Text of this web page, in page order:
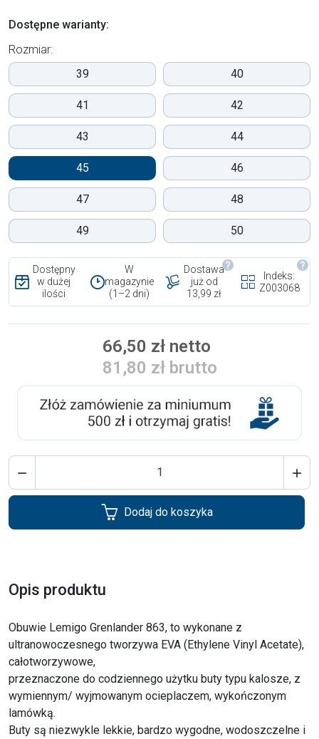
Dostępne warianty:
Rozmiar:
39
40
41 42
43 44
45 46
47 48
49 50
Dostępny
w dużej
ilości
W
magazynie
(1–2 dni)
Dostawa
już od
13,99 zł
Indeks:
Z003068
66,50 zł netto
81,80 zł brutto
 
Dodaj do koszyka
Opis produktu
Obuwie Lemigo Grenlander 863, to wykonane z
ultranowoczesnego tworzywa EVA (Ethylene Vinyl Acetate),
całotworzywowe,
przeznaczone do codziennego użytku buty typu kalosze, z
wymiennym/ wyjmowanym ocieplaczem, wykończonym
lamówką.
Buty są niezwykle lekkie, bardzo wygodne, wodoszczelne i